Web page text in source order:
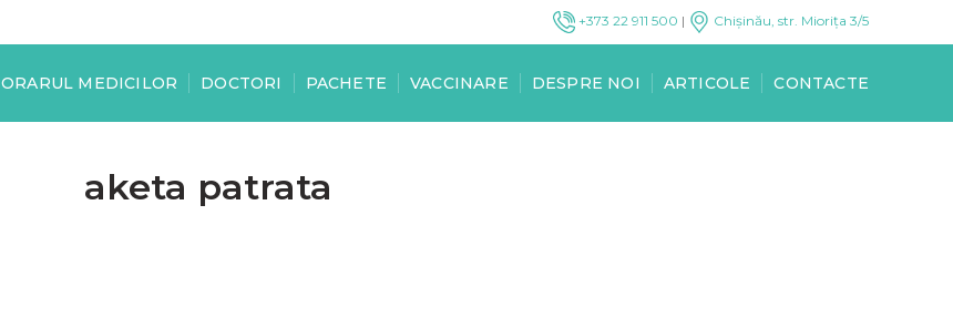
+373 22 911 500 | Chișinău, str. Miorița 3/5
ORARUL MEDICILOR DOCTORI PACHETE VACCINARE DESPRE NOI ARTICOLE CONTACTE
aketa patrata